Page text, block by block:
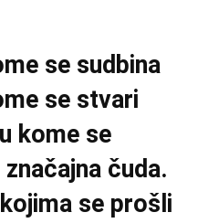
se sudbina
se stvari
kome se
čuda.
se prošli